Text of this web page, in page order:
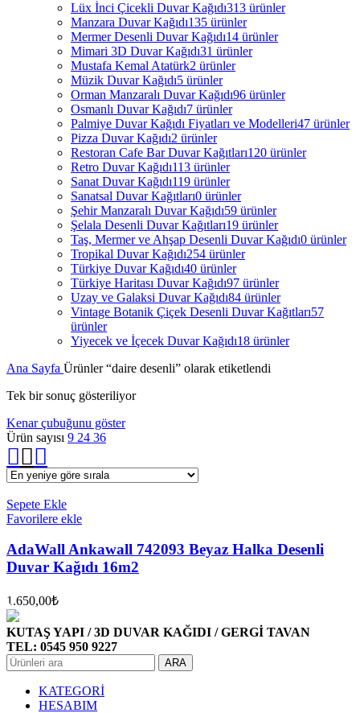
Lüx İnci Çicekli Duvar Kağıdı313 ürünler
Manzara Duvar Kağıdı135 ürünler
Mermer Desenli Duvar Kağıdı14 ürünler
Mimari 3D Duvar Kağıdı31 ürünler
Mustafa Kemal Atatürk2 ürünler
Müzik Duvar Kağıdı5 ürünler
Orman Manzaralı Duvar Kağıdı96 ürünler
Osmanlı Duvar Kağıdı7 ürünler
Palmiye Duvar Kağıdı Fiyatları ve Modelleri47 ürünler
Pizza Duvar Kağıdı2 ürünler
Restoran Cafe Bar Duvar Kağıtları120 ürünler
Retro Duvar Kağıdı113 ürünler
Sanat Duvar Kağıdı119 ürünler
Sanatsal Duvar Kağıtları0 ürünler
Şehir Manzaralı Duvar Kağıdı59 ürünler
Şelala Desenli Duvar Kağıtları19 ürünler
Taş, Mermer ve Ahşap Desenli Duvar Kağıdı0 ürünler
Tropikal Duvar Kağıdı254 ürünler
Türkiye Duvar Kağıdı40 ürünler
Türkiye Haritası Duvar Kağıdı97 ürünler
Uzay ve Galaksi Duvar Kağıdı84 ürünler
Vintage Botanik Çiçek Desenli Duvar Kağıtları57
ürünler
Yiyecek ve İçecek Duvar Kağıdı18 ürünler
Ana Sayfa Ürünler “daire desenli” olarak etiketlendi
Tek bir sonuç gösteriliyor
Kenar çubuğunu göster
Ürün sayısı 9 24 36
Sepete Ekle
Favorilere ekle
AdaWall Ankawall 742093 Beyaz Halka Desenli
Duvar Kağıdı 16m2
1.650,00₺
KUTAŞ YAPI / 3D DUVAR KAĞIDI / GERGİ TAVAN
TEL: 0545 950 9227
ARA
KATEGORİ
HESABIM